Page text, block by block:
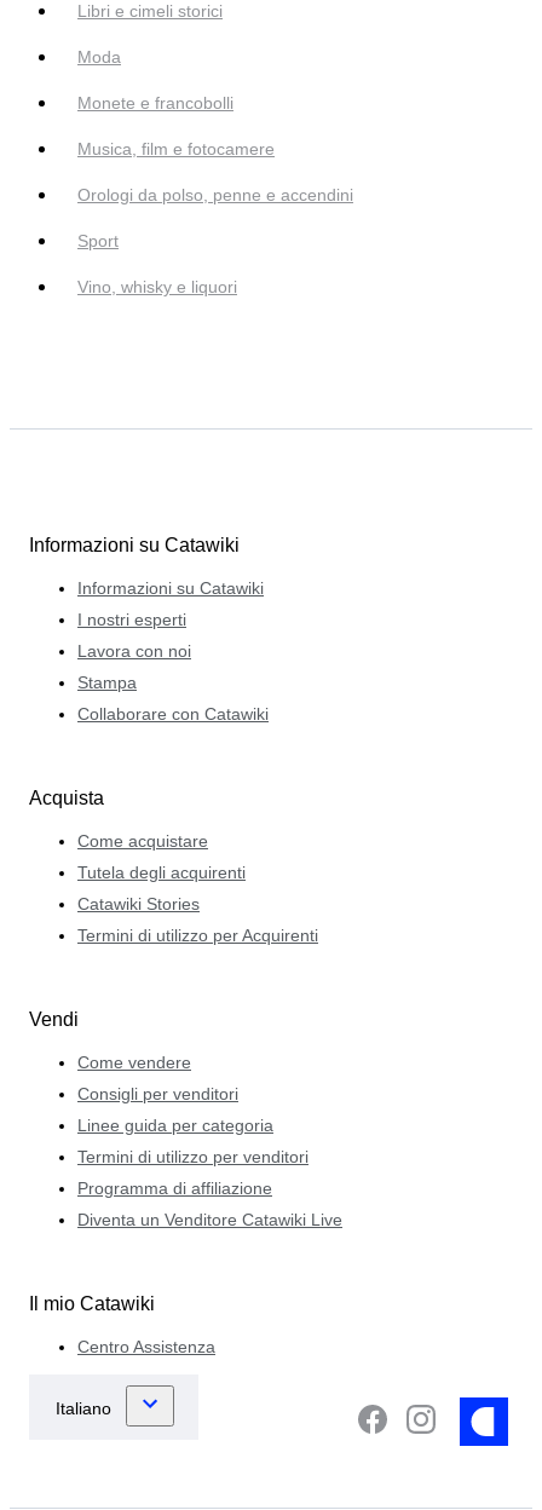
Libri e cimeli storici
Moda
Monete e francobolli
Musica, film e fotocamere
Orologi da polso, penne e accendini
Sport
Vino, whisky e liquori
Informazioni su Catawiki
Informazioni su Catawiki
I nostri esperti
Lavora con noi
Stampa
Collaborare con Catawiki
Acquista
Come acquistare
Tutela degli acquirenti
Catawiki Stories
Termini di utilizzo per Acquirenti
Vendi
Come vendere
Consigli per venditori
Linee guida per categoria
Termini di utilizzo per venditori
Programma di affiliazione
Diventa un Venditore Catawiki Live
Il mio Catawiki
Centro Assistenza